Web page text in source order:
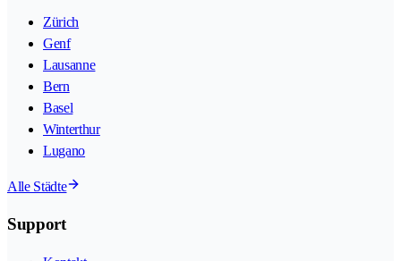
Zürich
Genf
Lausanne
Bern
Basel
Winterthur
Lugano
Alle Städte
Support